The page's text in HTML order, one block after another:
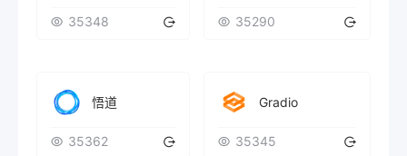
35348 35290
悟道
35362
Gradio
35345